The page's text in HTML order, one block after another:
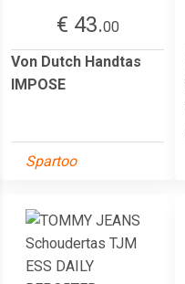
€ 43.00
Von Dutch Handtas
IMPOSE
Spartoo